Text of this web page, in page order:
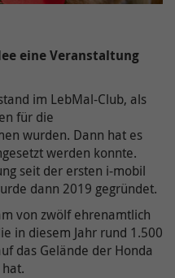
eine Veranstaltung
im LebMal-Club, als
für die
wurden. Dann hat es
werden konnte.
seit der ersten i-mobil
dann 2019 gegründet.
von zwölf ehrenamtlich
in diesem Jahr rund 1.500
das Gelände der Honda